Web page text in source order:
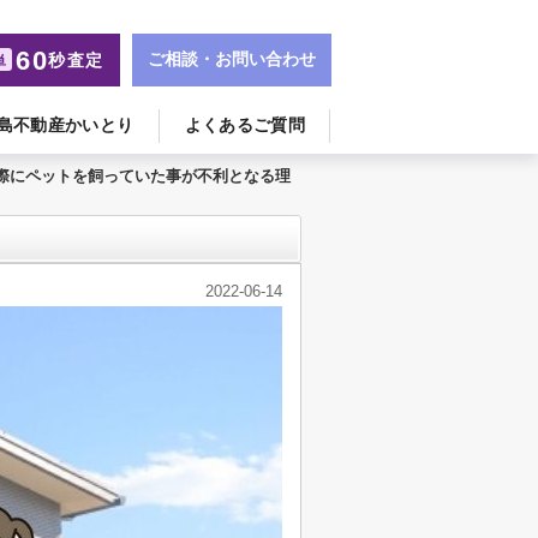
不動産かいとり よくあるご質問
60秒査定 ご相談・お問い合わせ
にペットを飼っていた事が不利となる理
2022-06-14